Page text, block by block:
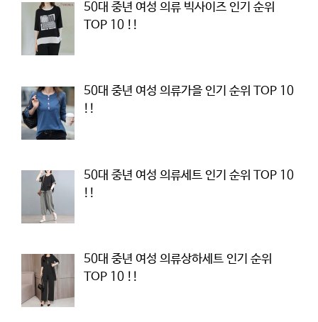
50대 중년 여성 의류 빅사이즈 인기 순위
TOP 10 !!
50대 중년 여성 의류가을 인기 순위 TOP 10
!!
50대 중년 여성 의류세트 인기 순위 TOP 10
!!
50대 중년 여성 의류상하세트 인기 순위
TOP 10 !!